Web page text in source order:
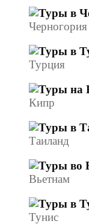
Черногория
Турция
Кипр
Таиланд
Вьетнам
Тунис